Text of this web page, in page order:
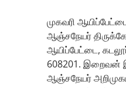
முகவரி
ஆஞ்சநேயர்
ஆயிப்பேட்டை,
608201. இறைவன்
ஆஞ்சநேயர்